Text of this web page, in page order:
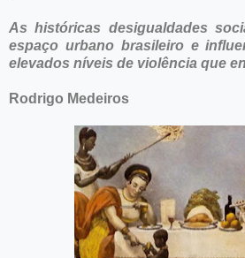
As históricas desigualdades
espaço urbano brasileiro e
elevados níveis de violência que
Rodrigo Medeiros